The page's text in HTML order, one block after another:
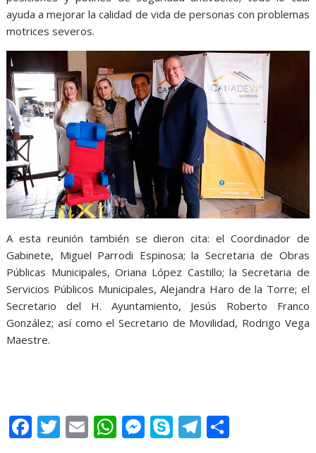
ayuda a mejorar la calidad de vida de personas con problemas
motrices severos.
A esta reunión también se dieron cita: el Coordinador de
Gabinete, Miguel Parrodi Espinosa; la Secretaria de Obras
Públicas Municipales, Oriana López Castillo; la Secretaria de
Servicios Públicos Municipales, Alejandra Haro de la Torre; el
Secretario del H. Ayuntamiento, Jesús Roberto Franco
González; así como el Secretario de Movilidad, Rodrigo Vega
Maestre.
F T E W M S T